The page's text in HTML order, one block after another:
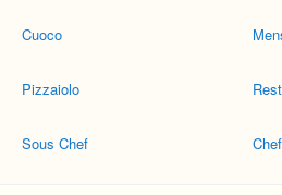
Cuoco
Pizzaiolo
Sous Chef Chef